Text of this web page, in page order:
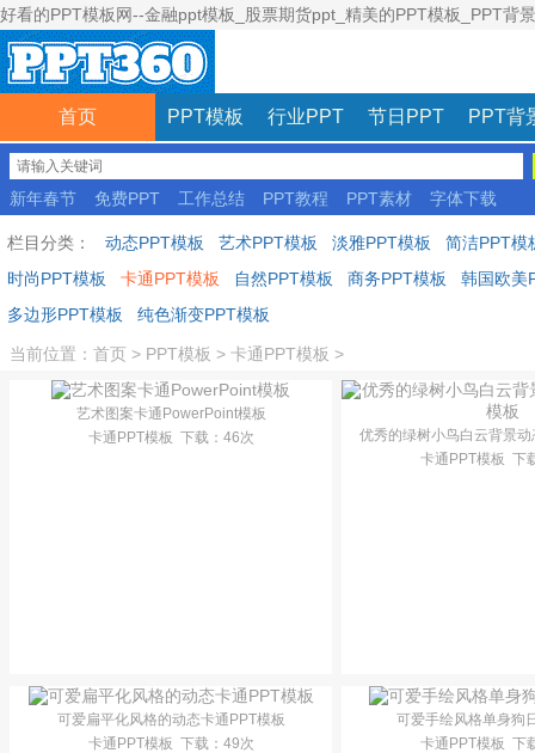
好看的PPT模板网--金融ppt模板_股票期货ppt_精美的PPT模板_PPT背
首页 PPT模板 行业PPT 节日PPT PPT背
新年春节 免费PPT 工作总结 PPT教程 PPT素材
字体下载
栏目分类：
动态PPT模板 艺术PPT模板 淡雅PPT模板
简洁PPT模
时尚PPT模板
卡通PPT模板 自然PPT模板 商务PPT模板
韩国欧美
多边形PPT模板
纯色渐变PPT模板
当前位置： 首页 > PPT模板 > 卡通PPT模板 >
艺术图案卡通PowerPoint模板
卡通PPT模板 下载：46次
优秀的绿树小鸟白云背景
卡通PPT模板 下
可爱扁平化风格的动态卡通PPT模板
卡通PPT模板 下载：49次
可爱手绘风格单身狗
卡通PPT模板 下